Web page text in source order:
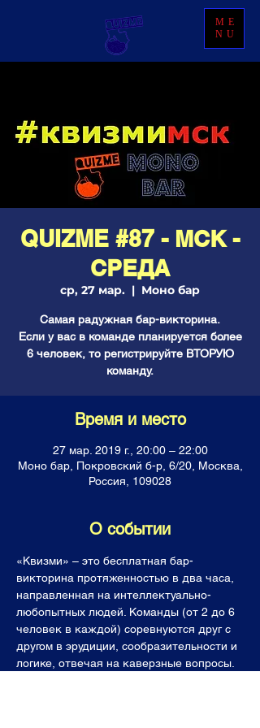
ME
NU
QUIZME #87 - МСК -
СРЕДА
ср, 27 мар.
  |
Моно бар
Самая радужная бар-викторина.
Если у вас в команде планируется более
6 человек, то регистрируйте ВТОРУЮ
команду.
Время и место
27 мар. 2019 г., 20:00 – 22:00
Моно бар, Покровский б-р, 6/20, Москва,
Россия, 109028
О событии
«Квизми» – это бесплатная бар-
викторина протяженностью в два часа,
направленная на интеллектуально-
любопытных людей. Команды (от 2 до 6
человек в каждой) соревнуются друг с
другом в эрудиции, сообразительности и
логике, отвечая на каверзные вопросы.